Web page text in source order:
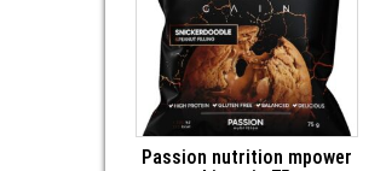
Passion nutrition mpower